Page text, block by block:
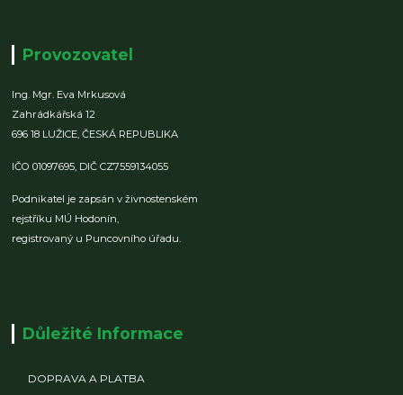
Provozovatel
Ing. Mgr. Eva Mrkusová
Zahrádkářská 12
696 18 LUŽICE,ČESKÁ REPUBLIKA
IČO 01097695, DIČ CZ7559134055
Podnikatel je zapsán v živnostenském
rejstříku MÚ Hodonín,
registrovaný u Puncovního úřadu.
Důležité Informace
DOPRAVA A PLATBA